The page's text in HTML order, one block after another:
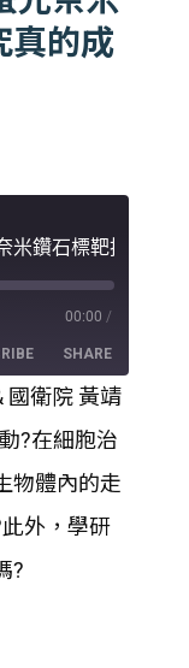
真的成
00:00 /
SHARE
國衛院 黃靖
?在細胞治
物體內的走
外，學研
?